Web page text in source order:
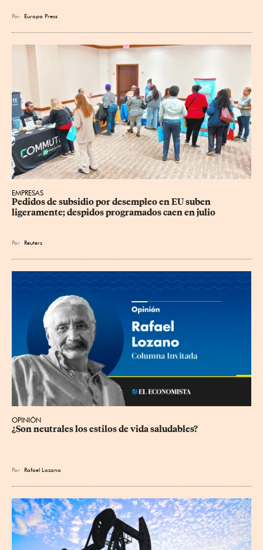
Por Europa Press
EMPRESAS
Pedidos de subsidio por desempleo en EU suben
ligeramente; despidos programados caen en julio
Por Reuters
OPINIÓN
¿Son neutrales los estilos de vida saludables?
Por Rafael Lozano